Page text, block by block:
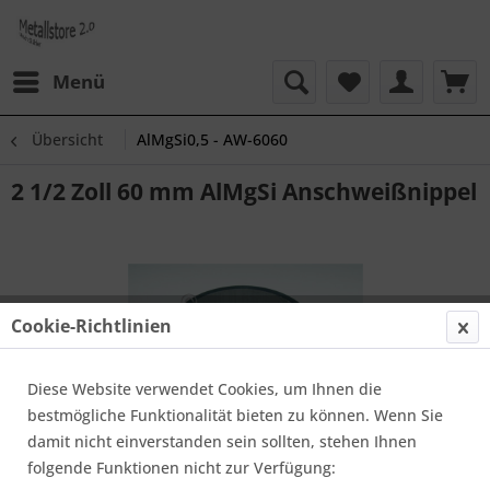
Menü
Übersicht AlMgSi0,5 - AW-6060
2 1/2 Zoll 60 mm AlMgSi Anschweißnippel
Cookie-Richtlinien
Diese Website verwendet Cookies, um Ihnen die
bestmögliche Funktionalität bieten zu können. Wenn Sie
damit nicht einverstanden sein sollten, stehen Ihnen
folgende Funktionen nicht zur Verfügung: